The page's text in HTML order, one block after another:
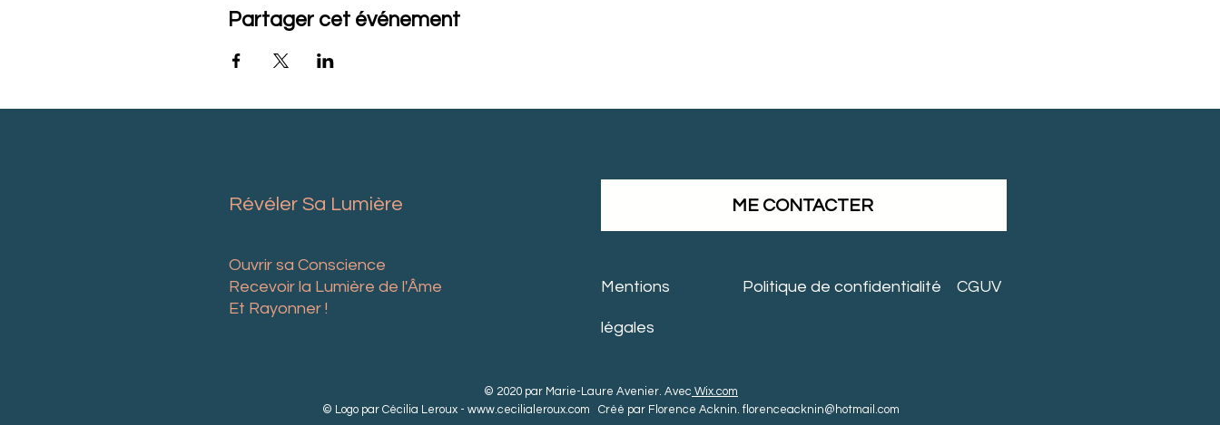
Partager cet événement
Révéler Sa Lumière
Ouvrir sa Conscience
Recevoir la Lumière de l'Âme
Et Rayonner !
ME CONTACTER
Mentions
légales
Politique de confidentialité CGUV
© 2020 par Marie-Laure Avenier. Avec Wix.com
© Logo par Cécilia Leroux - www.cecilialeroux.com Créé par Florence Acknin. florenceacknin@hotmail.com